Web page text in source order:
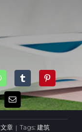
文章 | Tags: 建筑